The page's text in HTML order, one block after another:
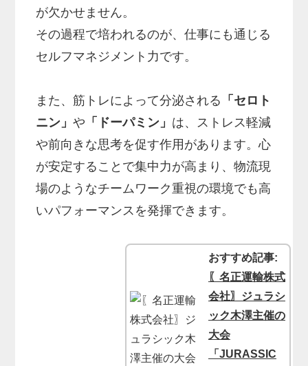
が欠かせません。
その過程で培われるのが、仕事にも通じる
セルフマネジメント力です。
また、筋トレによって分泌される 「セロト
ニン」や 「ドーパミン」 は、ストレス軽減
や前向きな思考を促す作用があります。心
が安定することで集中力が高まり、物流現
場のようなチームワーク重視の環境でも高
いパフォーマンスを発揮できます。
おすすめ記事:
〖名正運輸株式
会社〗ジュラシ
ック木澤主催の
大会
「JURASSIC